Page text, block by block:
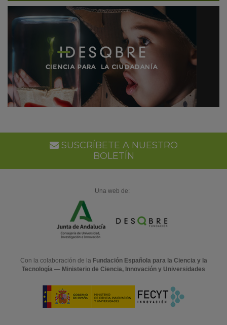
SUSCRÍBETE A NUESTRO
BOLETÍN
Una web de:
Con la colaboración de la Fundación Española para la Ciencia y la
Tecnología — Ministerio de Ciencia, Innovación y Universidades